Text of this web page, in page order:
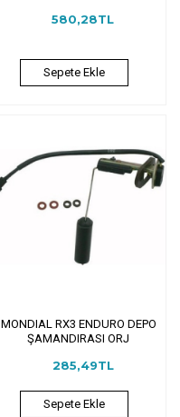
580,28TL
Sepete Ekle
MONDIAL RX3 ENDURO DEPO
ŞAMANDIRASI ORJ
285,49TL
Sepete Ekle